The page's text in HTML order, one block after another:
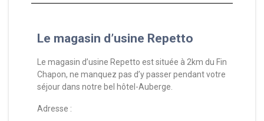
Le magasin d’usine Repetto
Le magasin d’usine Repetto est située à 2km du Fin
Chapon, ne manquez pas d’y passer pendant votre
séjour dans notre bel hôtel-Auberge.
Adresse :